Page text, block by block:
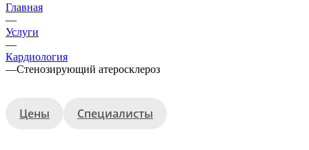
Главная
—
Услуги
—
Кардиология
—Cтенозирующий атеросклероз
Цены Специалисты